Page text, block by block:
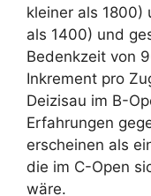
kleiner als 1800)
als 1400) und
Bedenkzeit von
Inkrement pro
Deizisau im B-
Erfahrungen
erscheinen als
die im C-Open
wäre.